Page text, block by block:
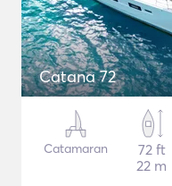
Catana 72
Catamaran
72 ft
22 m